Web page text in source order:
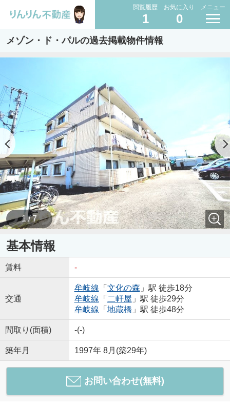
閲覧履歴
1
お気に入り
0
メニュー
メゾン・ド・パルの過去掲載物件情報
1 / 7
基本情報
賃料 -
交通
牟岐線 「 文化の森 」駅 徒歩18分
牟岐線 「 二軒屋 」駅 徒歩29分
牟岐線 「 地蔵橋 」駅 徒歩48分
間取り(面積) -(-)
築年月 1997年 8月(築29年)
お問い合わせ(無料)